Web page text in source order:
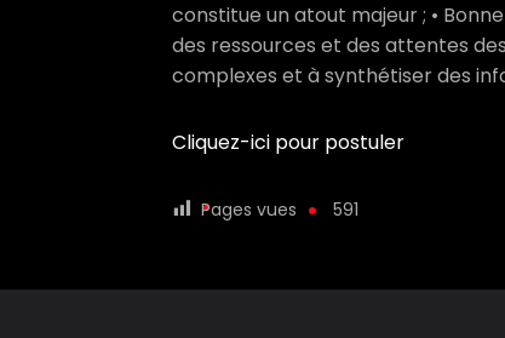
constitue un atout majeur ; •
des ressources et des attentes
complexes et à synthétiser des
Cliquez-ici pour postuler
Pages vues 591